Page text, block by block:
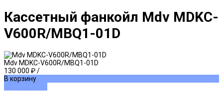
Кассетный фанкойл Mdv MDKC-
V600R/MBQ1-01D
Mdv MDKC-V600R/MBQ1-01D
130 000 ₽/
В корзину